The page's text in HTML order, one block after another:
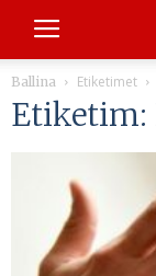
Ballina Etiketimet
Etiketim: